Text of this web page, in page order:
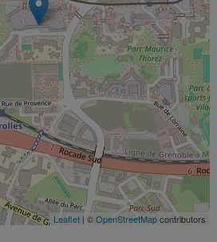
Leaflet | ©OpenStreetMapcontributors